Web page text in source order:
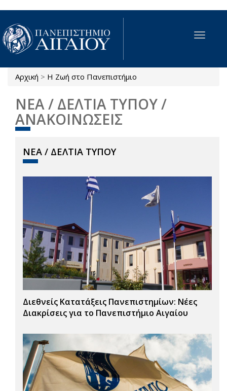
Παράκαμψη προς το κυρίως περιεχόμενο
Toggle
Είστε εδώ
Αρχική > Η Ζωή στο Πανεπιστήμιο
ΝΕΑ / ΔΕΛΤΙΑ ΤΥΠΟΥ /
ΑΝΑΚΟΙΝΩΣΕΙΣ
ΝΕΑ / ΔΕΛΤΙΑ ΤΥΠΟΥ
Διεθνείς Κατατάξεις Πανεπιστημίων: Νέες
Διακρίσεις για το Πανεπιστήμιο Αιγαίου